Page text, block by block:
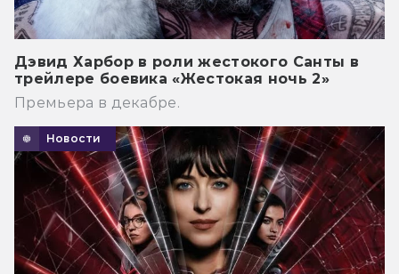
Дэвид Харбор в роли жестокого Санты в
трейлере боевика «Жестокая ночь 2»
Премьера в декабре.
Новости